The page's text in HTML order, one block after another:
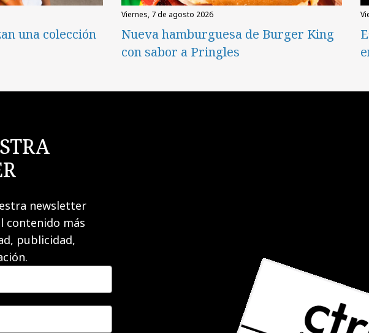
una colección
viernes, 7 de agosto 2026
Nueva hamburguesa de Burger King
con sabor a Pringles
newsletter
contenido más
publicidad,